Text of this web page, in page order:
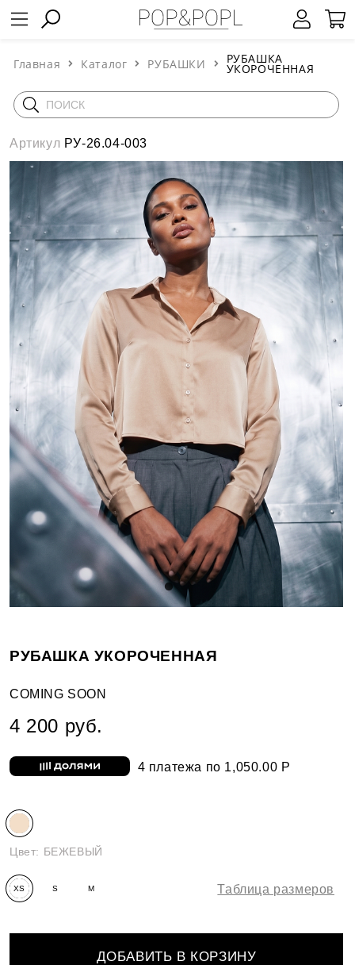
Главная Каталог РУБАШКИ РУБАШКА
УКОРОЧЕННАЯ
Артикул РУ-26.04-003
РУБАШКА УКОРОЧЕННАЯ
COMING SOON
4 200 руб.
4 платежа по 1,050.00 Р
Цвет: БЕЖЕВЫЙ
XS S M Таблица размеров
ДОБАВИТЬ В КОРЗИНУ